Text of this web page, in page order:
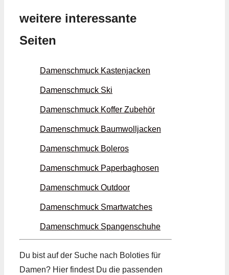
weitere interessante
Seiten
Damenschmuck Kasten­jacken
Damenschmuck Ski
Damenschmuck Koffer Zubehör
Damenschmuck Baumwoll­jacken
Damenschmuck Boleros
Damenschmuck Paperbag­hosen
Damenschmuck Outdoor
Damenschmuck Smart­watches
Damenschmuck Spangen­schuhe
Du bist auf der Suche nach Boloties für
Damen? Hier findest Du die passenden